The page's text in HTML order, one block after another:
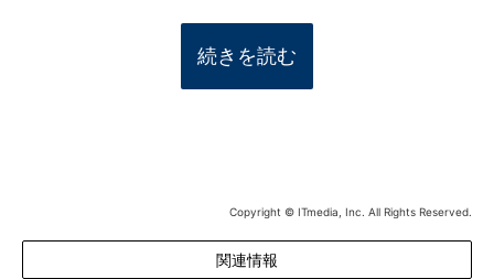
続きを読む
Copyright © ITmedia, Inc. All Rights Reserved.
関連情報